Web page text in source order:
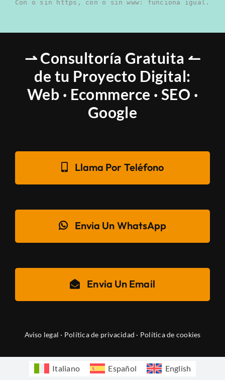
Con o sin https, con o sin www: funciona igual.
⇀ Consultoría Gratuita ↼
de tu Proyecto Digital:
Web · Ecommerce · SEO ·
Google
Llama Por Teléfono
Envia Un WhatsApp
Envia Un Email
Aviso legal · Política de privacidad · Política de cookies
Italiano Español English